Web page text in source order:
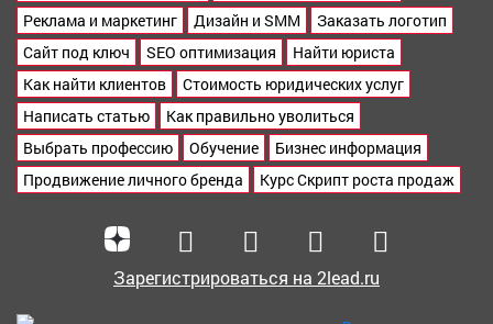
Реклама и маркетинг
Дизайн и SMM
Заказать логотип
Сайт под ключ
SEO оптимизация
Найти юриста
Как найти клиентов
Стоимость юридических услуг
Написать статью
Как правильно уволиться
Выбрать профессию
Обучение
Бизнес информация
Продвижение личного бренда
Курс Скрипт роста продаж
Зарегистрироваться на 2lead.ru